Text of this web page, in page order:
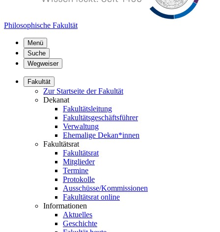
Philosophische Fakultät
Menü
Suche
Wegweiser
Fakultät
Zur Startseite der Fakultät
Dekanat
Fakultätsleitung
Fakultätsgeschäftsführer
Verwaltung
Ehemalige Dekan*innen
Fakultätsrat
Fakultätsrat
Mitglieder
Termine
Protokolle
Ausschüsse/Kommissionen
Fakultätsrat online
Informationen
Aktuelles
Geschichte